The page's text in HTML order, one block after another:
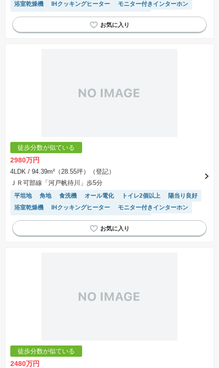
浴室乾燥機
IHクッキングヒーター
モニター付きインターホン
温水洗浄便座
対面キッチン システムキッチン
徒歩分数が似ている
2980万円
4LDK / 94.39m²（28.55坪）（登記）
ＪＲ可部線「河戸帆待川」歩5分
平坦地 角地 食洗機 オール電化 トイレ2個以上
陽当り良好
浴室乾燥機
IHクッキングヒーター
モニター付きインターホン
温水洗浄便座
対面キッチン システムキッチン
徒歩分数が似ている
2480万円